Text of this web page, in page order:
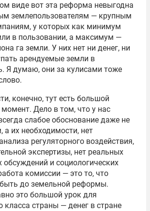
виде вот эта реформа невыгодна
землепользователям — крупным
у которых как минимум
в пользовании, а максимум —
га земли. У них нет ни денег, ни
арендуемые земли в
Я думаю, они за кулисами тоже
конечно, тут есть большой
момент. Дело в том, что у нас
слабое обоснование даже не
их необходимости, нет
регуляторного воздействия,
экспертизы, нет реальных
и социологических
комиссии — это то, что
до земельной реформы.
это большой урок для
класса страны — денег в стране